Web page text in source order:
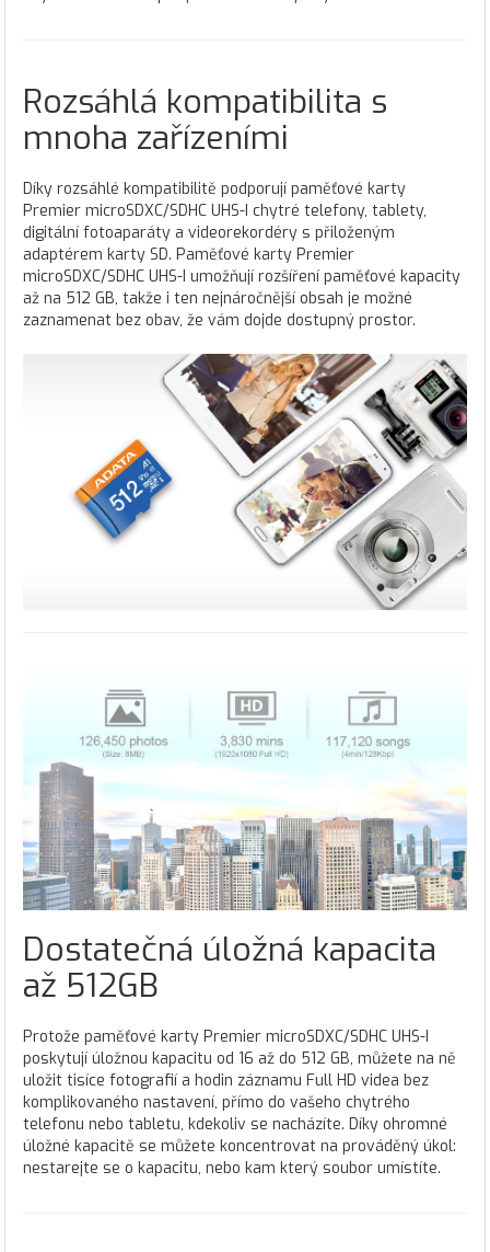
Rozsáhlá kompatibilita s
mnoha zařízeními
Díky rozsáhlé kompatibilitě podporují paměťové karty
Premier microSDXC/SDHC UHS-I chytré telefony, tablety,
digitální fotoaparáty a videorekordéry s přiloženým
adaptérem karty SD. Paměťové karty Premier
microSDXC/SDHC UHS-I umožňují rozšíření paměťové kapacity
až na 512 GB, takže i ten nejnáročnější obsah je možné
zaznamenat bez obav, že vám dojde dostupný prostor.
Dostatečná úložná kapacita
až 512GB
Protože paměťové karty Premier microSDXC/SDHC UHS-I
poskytují úložnou kapacitu od 16 až do 512 GB, můžete na ně
uložit tisíce fotografií a hodin záznamu Full HD videa bez
komplikovaného nastavení, přímo do vašeho chytrého
telefonu nebo tabletu, kdekoliv se nacházíte. Díky ohromné
úložné kapacitě se můžete koncentrovat na prováděný úkol:
nestarejte se o kapacitu, nebo kam který soubor umístíte.